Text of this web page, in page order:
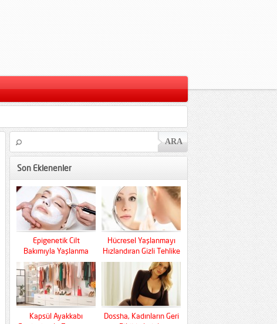
Son Eklenenler
Epigenetik Cilt
Bakımıyla Yaşlanma
Kaderini Baştan Yazın
Hücresel Yaşlanmayı
Hızlandıran Gizli Tehlike
Kapsül Ayakkabı
Dossha, Kadınların Geri